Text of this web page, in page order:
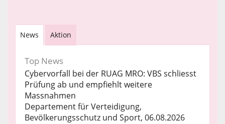
News Aktion
Top News
Cybervorfall bei der RUAG MRO: VBS schliesst
Prüfung ab und empfiehlt weitere
Massnahmen
Departement für Verteidigung,
Bevölkerungsschutz und Sport, 06.08.2026